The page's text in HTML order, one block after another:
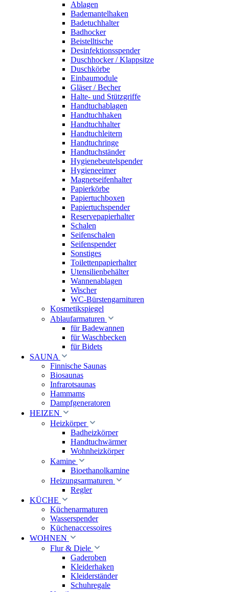
Ablagen
Bademantelhaken
Badetuchhalter
Badhocker
Beistelltische
Desinfektionsspender
Duschhocker / Klappsitze
Duschkörbe
Einbaumodule
Gläser / Becher
Halte- und Stützgriffe
Handtuchablagen
Handtuchhaken
Handtuchhalter
Handtuchleitern
Handtuchringe
Handtuchständer
Hygienebeutelspender
Hygieneeimer
Magnetseifenhalter
Papierkörbe
Papiertuchboxen
Papiertuchspender
Reservepapierhalter
Schalen
Seifenschalen
Seifenspender
Sonstiges
Toilettenpapierhalter
Utensilienbehälter
Wannenablagen
Wischer
WC-Bürstengarnituren
Kosmetikspiegel
Ablaufarmaturen
für Badewannen
für Waschbecken
für Bidets
SAUNA
Finnische Saunas
Biosaunas
Infrarotsaunas
Hammams
Dampfgeneratoren
HEIZEN
Heizkörper
Badheizkörper
Handtuchwärmer
Wohnheizkörper
Kamine
Bioethanolkamine
Heizungsarmaturen
Regler
KÜCHE
Küchenarmaturen
Wasserspender
Küchenaccessoires
WOHNEN
Flur & Diele
Gaderoben
Kleiderhaken
Kleiderständer
Schuhregale